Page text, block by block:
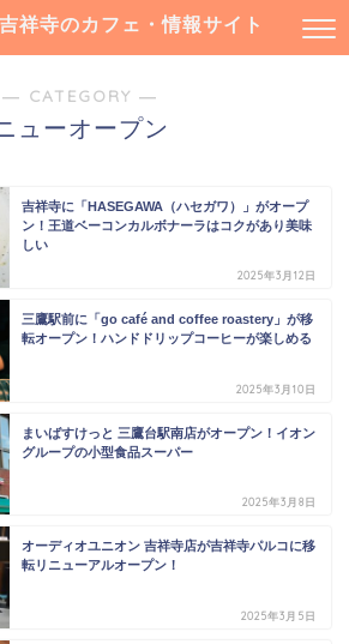
祥寺のカフェ・情報サイト
― CATEGORY ―
ューオープン
吉祥寺に「HASEGAWA（ハセガワ）」がオープ
ン！王道ベーコンカルボナーラはコクがあり美味
しい
2025年3月12日
三鷹駅前に「go café and coffee roastery」が移
転オープン！ハンドドリップコーヒーが楽しめる
2025年3月10日
まいばすけっと 三鷹台駅南店がオープン！イオン
グループの小型食品スーパー
2025年3月8日
オーディオユニオン 吉祥寺店が吉祥寺パルコに移
転リニューアルオープン！
2025年3月5日